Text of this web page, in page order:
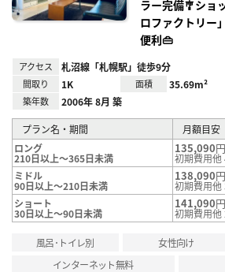
ラー完備🎐ショ
ロファクトリー
便利👜
アクセス 札沼線「札幌駅」徒歩9分
間取り 1K 面積 35.69m²
築年数 2006年 8月 築
プラン名・期間
月額目安
ロング
210日以上～365日未満
135,090
初期費用
ミドル
90日以上～210日未満
138,090
初期費用
ショート
30日以上～90日未満
141,090
初期費用
風呂･トイレ別 女性向け
インターネット無料